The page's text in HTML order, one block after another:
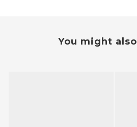
You might